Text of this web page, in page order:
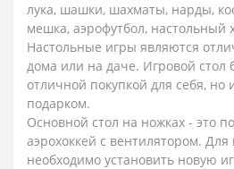
лука, шашки, шахматы, нарды,
мешка, аэрофутбол, настольный
Настольные игры являются
дома или на даче. Игровой стол
отличной покупкой для себя, но
подарком.
Основной стол на ножках - это
аэрохоккей с вентилятором.
необходимо установить новую